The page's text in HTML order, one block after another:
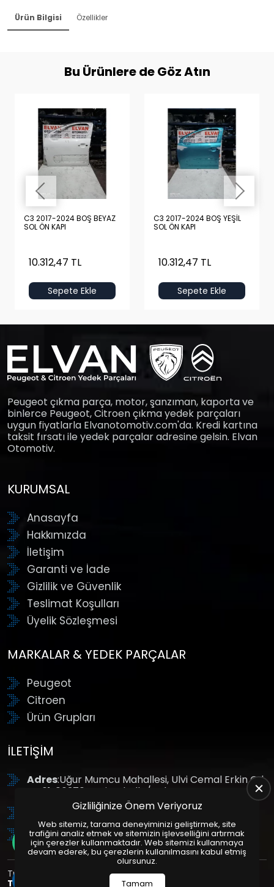
Ürün Bilgisi Özellikler
Bu Ürünlere de Göz Atın
C3 2017-2024 BOŞ BEYAZ
SOL ÖN KAPI
10.312,47 TL
Sepete Ekle
C3 2017-2024 BOŞ YEŞİL
SOL ÖN KAPI
10.312,47 TL
Sepete Ekle
Peugeot çıkma parça, motor, şanzıman, kaporta ve
binlerce Peugeot, Citroen çıkma yedek parçaları
uygun fiyatlarla Elvanotomotiv.com'da. Kredi kartına
taksit fırsatı ile yedek parçalar adresine gelsin. Elvan
Otomotiv.
KURUMSAL
Anasayfa
Hakkımızda
İletişim
Garanti ve İade
Gizlilik ve Güvenlik
Teslimat Koşulları
Üyelik Sözleşmesi
MARKALAR & YEDEK PARÇALAR
Peugeot
Citroen
Ürün Grupları
İLETIŞIM
Adres:Uğur Mumcu Mahallesi, Ulvi Cemal Erkin Cd.
No:61, 06370 Yenimahalle/Ankara
: +90 (312) 354 8888
GSM: +90 (532) 343 4085
Tüm Hakları Saklıdır. | Bu site Us Yazılım
Tasarım
Paketleri ile Hazırlanmıştır. © 2025
Gizliliğinize Önem Veriyoruz
Web sitemiz, tarama deneyiminizi geliştirmek, site
trafiğini analiz etmek ve sitemizin işlevselliğini artırmak
için çerezler kullanmaktadır. Web sitemizi kullanmaya
devam ederek, bu çerezlerin kullanılmasını kabul etmiş
olursunuz.
Tamam